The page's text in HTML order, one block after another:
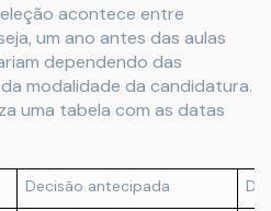
acontece entre
um ano antes das aulas
dependendo das
modalidade da candidatura.
uma tabela com as datas
Decisão antecipada